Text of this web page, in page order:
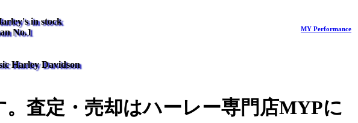
in stock
No.1
MY Performance
Harley Davidson
査定・売却はハーレー専門店MYPに